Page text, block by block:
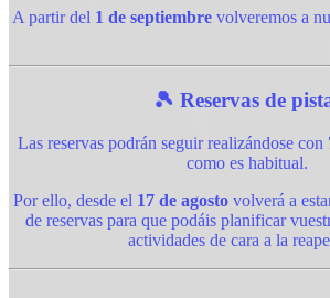
A partir del 1 de septiembre volveremos a
🎾 Reservas de
Las reservas podrán seguir realizándose con
como es habitual.
Por ello, desde el 17 de agosto volverá a
de reservas para que podáis planificar
actividades de cara a la